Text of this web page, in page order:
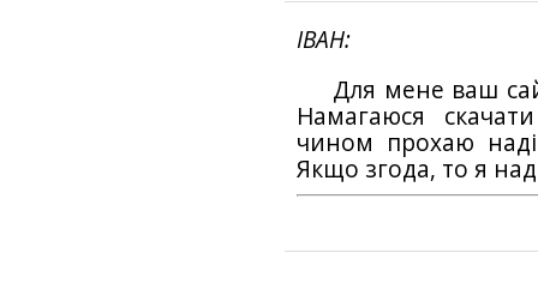
ІВАН
Для мене ваш
Намагаюся
чином прохаю
Якщо згода, то я